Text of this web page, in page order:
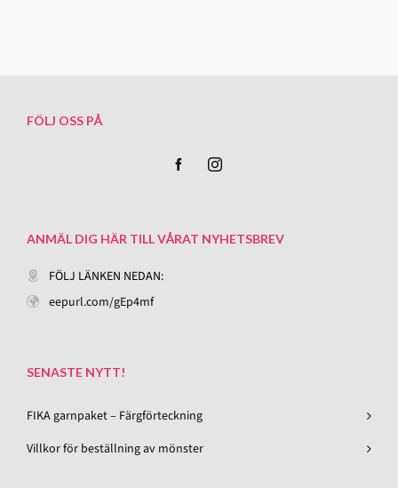
FÖLJ OSS PÅ
ANMÄL DIG HÄR TILL VÅRAT NYHETSBREV
FÖLJ LÄNKEN NEDAN:
eepurl.com/gEp4mf
SENASTE NYTT!
FIKA garnpaket – Färgförteckning
Villkor för beställning av mönster